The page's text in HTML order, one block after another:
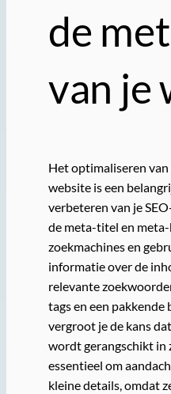
de
van je
Het optimaliseren
website is een
verbeteren van je
de meta-titel en
zoekmachines en
informatie over de
relevante
tags en een
vergroot je de kans
wordt gerangschikt in
essentieel om
kleine details, omdat